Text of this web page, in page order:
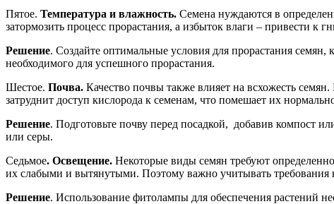
Пятое. Температура и влажность. Семена нуждаются в
затормозить процесс прорастания, а избыток влаги – привести к
Решение. Создайте оптимальные условия для прорастания
необходимого для успешного прорастания.
Шестое. Почва. Качество почвы также влияет на всхожесть
затруднит доступ кислорода к семенам, что помешает их
Решение. Подготовьте почву перед посадкой, добавив компост
или серы.
Седьмое. Освещение. Некоторые виды семян требуют
их слабыми и вытянутыми. Поэтому важно учитывать требования
Решение. Использование фитолампы для обеспечения растений